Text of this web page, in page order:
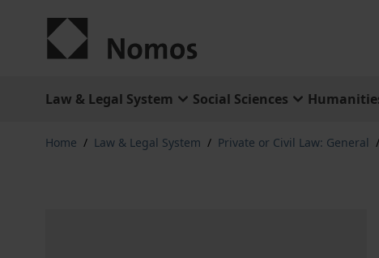
Law & Legal System Social Sciences
Home / Law & Legal System / Private or Civil Law: General /